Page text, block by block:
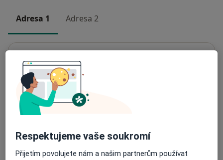
Adresa 1 Adresa 2
Dr. Šmerala 27,
Přiblížit mapu
Co mám v takové situaci udělat?
Respektujeme vaše soukromí
Přijetím povolujete nám a našim partnerům používat